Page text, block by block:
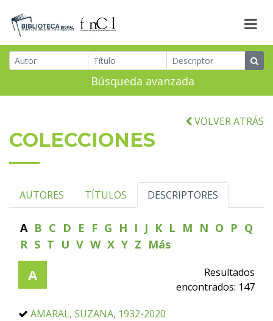
Búsqueda avanzada
VOLVER ATRÁS
COLECCIONES
AUTORES TÍTULOS DESCRIPTORES
A B C D E F G H I J K L M N O P Q
R S T U V W X Y Z Más
A
Resultados
encontrados: 147
AMARAL, SUZANA, 1932-2020